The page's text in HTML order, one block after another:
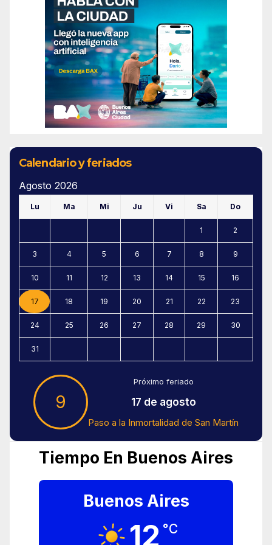
Calendario y feriados
Agosto 2026
Lu Ma Mi Ju Vi Sa Do
1 2
3 4 5 6 7 8 9
10 11 12 13 14 15 16
17 18 19 20 21 22 23
24 25 26 27 28 29 30
31
9
Próximo feriado
17 de agosto
Paso a la Inmortalidad de San Martín
Tiempo En Buenos Aires
Buenos Aires
12 °C